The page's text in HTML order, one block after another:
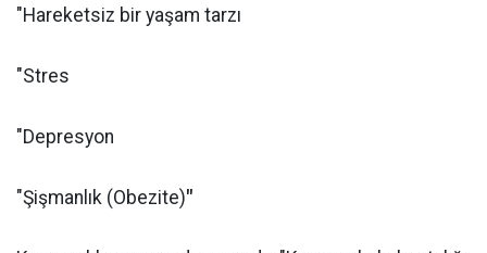
"Hareketsiz bir yaşam tarzı
"Stres
"Depresyon
"Şişmanlık (Obezite)"